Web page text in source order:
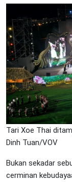
Tari Xoe Thai
Dinh Tuan/VOV
Bukan sekadar
cerminan